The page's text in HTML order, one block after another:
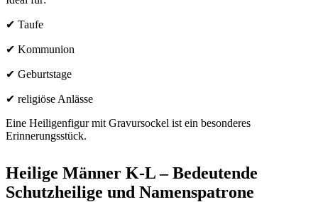
✔ Taufe
✔ Kommunion
✔ Geburtstage
✔ religiöse Anlässe
Eine Heiligenfigur mit Gravursockel ist ein besonderes
Erinnerungsstück.
Heilige Männer K-L – Bedeutende
Schutzheilige und Namenspatrone